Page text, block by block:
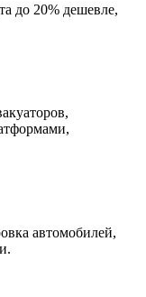
до 20% дешевле,
автомобилей,